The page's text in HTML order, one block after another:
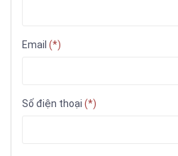
Email (*)
Số điện thoại (*)